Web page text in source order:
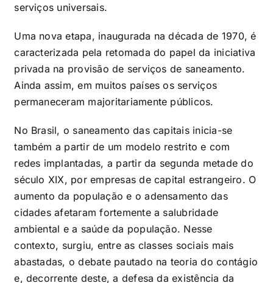
serviços universais.
Uma nova etapa, inaugurada na década de 1970, é
caracterizada pela retomada do papel da iniciativa
privada na provisão de serviços de saneamento.
Ainda assim, em muitos países os serviços
permaneceram majoritariamente públicos.
No Brasil, o saneamento das capitais inicia-se
também a partir de um modelo restrito e com
redes implantadas, a partir da segunda metade do
século XIX, por empresas de capital estrangeiro. O
aumento da população e o adensamento das
cidades afetaram fortemente a salubridade
ambiental e a saúde da população. Nesse
contexto, surgiu, entre as classes sociais mais
abastadas, o debate pautado na teoria do contágio
e, decorrente deste, a defesa da existência da